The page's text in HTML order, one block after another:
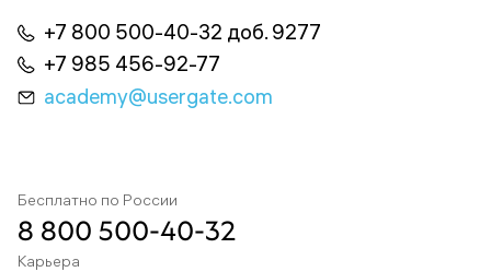
+7 800 500-40-32 доб. 9277
+7 985 456-92-77
academy@usergate.com
Бесплатно по России
8 800 500-40-32
Карьера